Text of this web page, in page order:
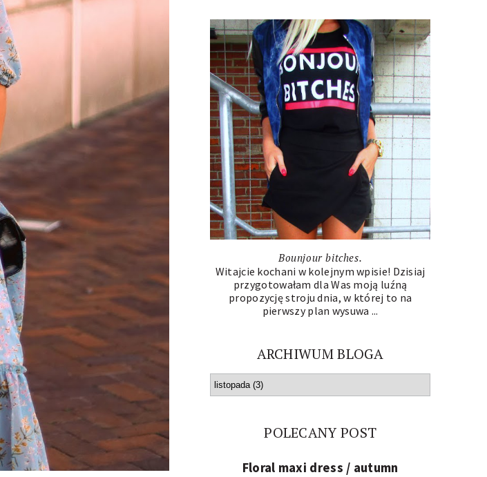
Bounjour bitches.
Witajcie kochani w kolejnym wpisie! Dzisiaj
przygotowałam dla Was moją luźną
propozycję stroju dnia, w której to na
pierwszy plan wysuwa ...
ARCHIWUM BLOGA
POLECANY POST
Floral maxi dress / autumn